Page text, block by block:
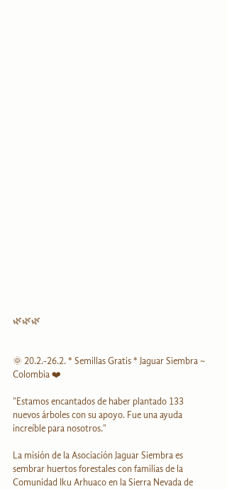
🌿🌿🌿
🌞 20.2.-26.2. * Semillas Gratis * Jaguar Siembra ~
Colombia ❤️
"Estamos encantados de haber plantado 133
nuevos árboles con su apoyo. Fue una ayuda
increíble para nosotros."
La misión de la Asociación Jaguar Siembra es
sembrar huertos forestales con familias de la
Comunidad Iku Arhuaco en la Sierra Nevada de